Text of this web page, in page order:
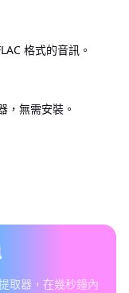
格式的音訊。
，無需安裝。
取器，在幾秒鐘內